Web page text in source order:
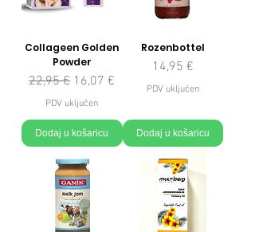
Collageen Golden
Powder
Redovna cijena
22,95 € Cijena s popustom
16,07 €
PDV uključen
Dodaj u košaricu
Rozenbottel
Cijena
14,95 €
PDV uključen
Dodaj u košaricu